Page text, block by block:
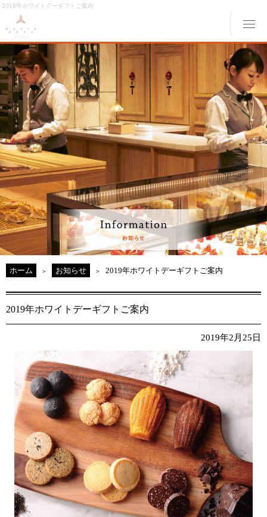
2019年ホワイトデーギフトご案内
ABOUT MONTE ROSAモンテローザについて
MENUメニュー
ORIGINAL ORDER オリジナルオーダー
GALLERY ギャラリー
ACCESS 交通アクセス
MONTE ROSA Online Shopオンライン ショップ
CAKE RESERVEケーキWeb予約
ホーム お知らせ 2019年ホワイトデーギフトご案内
2019年ホワイトデーギフトご案内
2019年2月25日